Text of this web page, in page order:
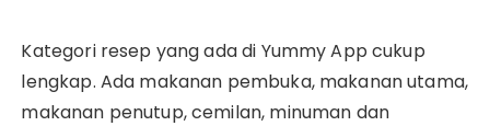
Kategori resep yang ada di Yummy App cukup
lengkap. Ada makanan pembuka, makanan utama,
makanan penutup, cemilan, minuman dan